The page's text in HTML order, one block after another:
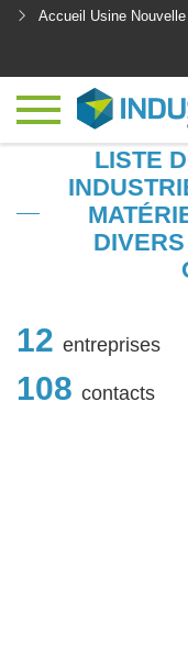
Accueil Usine Nouvelle
LISTE
12 entreprises
108 contacts